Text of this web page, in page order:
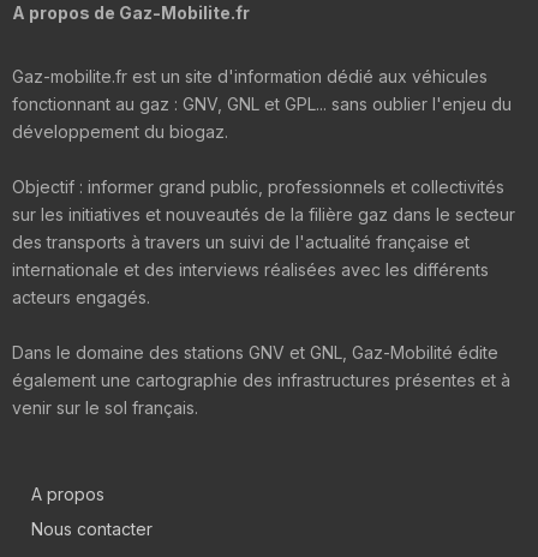
A propos de Gaz-Mobilite.fr
Gaz-mobilite.fr est un site d'information dédié aux véhicules
fonctionnant au gaz : GNV, GNL et GPL... sans oublier l'enjeu du
développement du biogaz.
Objectif : informer grand public, professionnels et collectivités
sur les initiatives et nouveautés de la filière gaz dans le secteur
des transports à travers un suivi de l'actualité française et
internationale et des interviews réalisées avec les différents
acteurs engagés.
Dans le domaine des stations GNV et GNL, Gaz-Mobilité édite
également une cartographie des infrastructures présentes et à
venir sur le sol français.
A propos
Nous contacter